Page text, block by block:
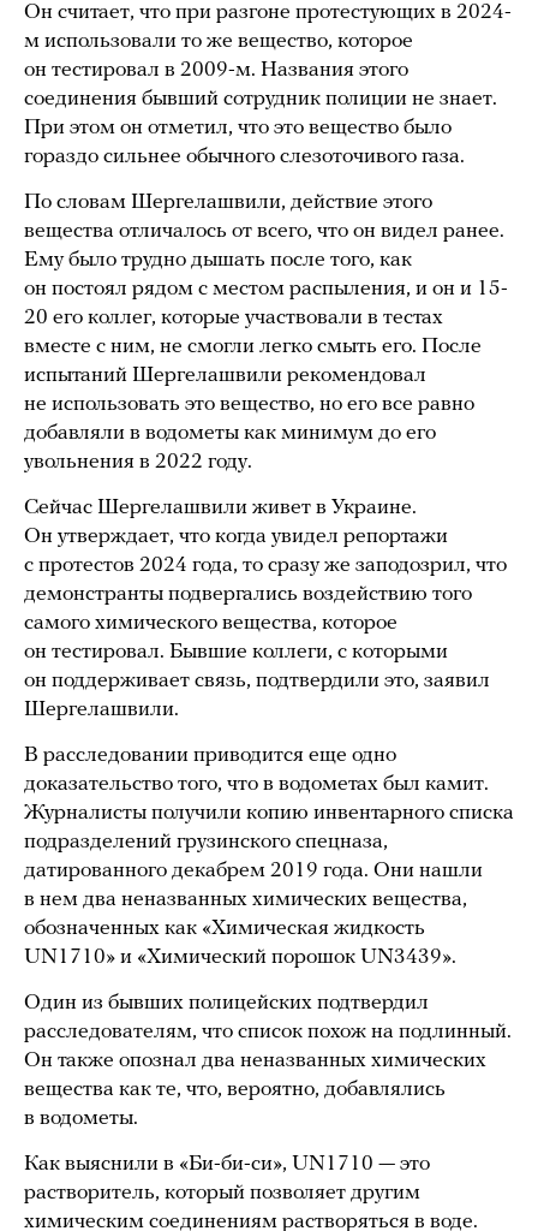
Он считает, что при разгоне протестующих в 2024-
м использовали то же вещество, которое
он тестировал в 2009-м. Названия этого
соединения бывший сотрудник полиции не знает.
При этом он отметил, что это вещество было
гораздо сильнее обычного слезоточивого газа.
По словам Шергелашвили, действие этого
вещества отличалось от всего, что он видел ранее.
Ему было трудно дышать после того, как
он постоял рядом с местом распыления, и он и 15-
20 его коллег, которые участвовали в тестах
вместе с ним, не смогли легко смыть его. После
испытаний Шергелашвили рекомендовал
не использовать это вещество, но его все равно
добавляли в водометы как минимум до его
увольнения в 2022 году.
Сейчас Шергелашвили живет в Украине.
Он утверждает, что когда увидел репортажи
с протестов 2024 года, то сразу же заподозрил, что
демонстранты подвергались воздействию того
самого химического вещества, которое
он тестировал. Бывшие коллеги, с которыми
он поддерживает связь, подтвердили это, заявил
Шергелашвили.
В расследовании приводится еще одно
доказательство того, что в водометах был камит.
Журналисты получили копию инвентарного списка
подразделений грузинского спецназа,
датированного декабрем 2019 года. Они нашли
в нем два неназванных химических вещества,
обозначенных как «Химическая жидкость
UN1710» и «Химический порошок UN3439».
Один из бывших полицейских подтвердил
расследователям, что список похож на подлинный.
Он также опознал два неназванных химических
вещества как те, что, вероятно, добавлялись
в водометы.
Как выяснили в «Би-би-си», UN1710 — это
растворитель, который позволяет другим
химическим соединениям растворяться в воде.